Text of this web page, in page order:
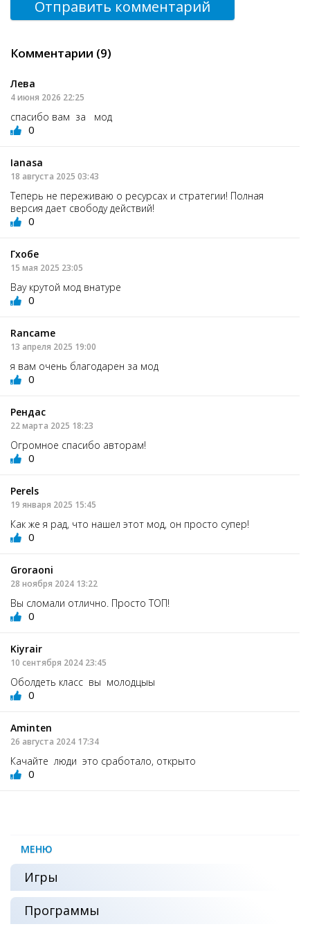
Отправить комментарий
Комментарии (9)
Лева
4 июня 2026 22:25
спасибо вам за мод
0
Ianasa
18 августа 2025 03:43
Теперь не переживаю о ресурсах и стратегии! Полная
версия дает свободу действий!
0
Гхобе
15 мая 2025 23:05
Вау крутой мод внатуре
0
Rancame
13 апреля 2025 19:00
я вам очень благодарен за мод
0
Рендас
22 марта 2025 18:23
Огромное спасибо авторам!
0
Perels
19 января 2025 15:45
Как же я рад, что нашел этот мод, он просто супер!
0
Groraoni
28 ноября 2024 13:22
Вы сломали отлично. Просто ТОП!
0
Kiyrair
10 сентября 2024 23:45
Оболдеть класс вы молодцыы
0
Aminten
26 августа 2024 17:34
Качайте люди это сработало, открыто
0
МЕНЮ
Игры
Программы